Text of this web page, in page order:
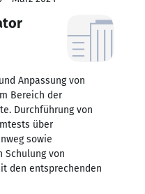
Anpassung von
Bereich der
Durchführung von
über
sowie
Schulung von
den entsprechenden